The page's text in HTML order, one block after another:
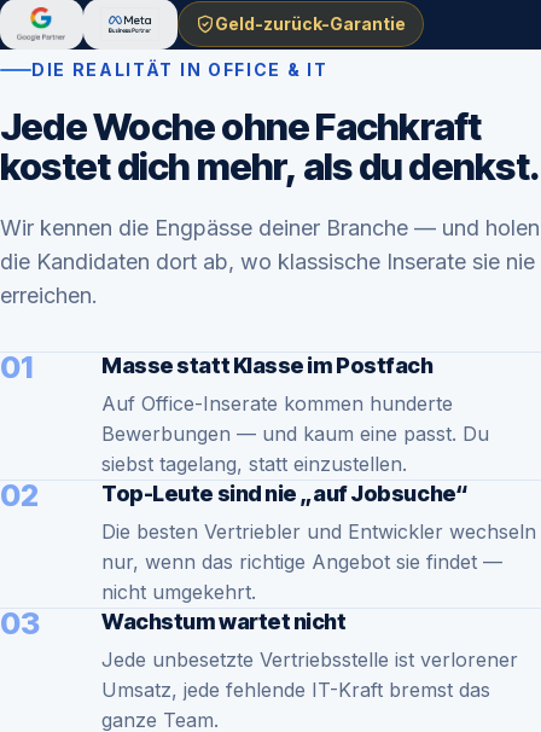
Geld-zurück-Garantie
DIE REALITÄT IN OFFICE & IT
Jede Woche ohne Fachkraft
kostet dich mehr, als du denkst.
Wir kennen die Engpässe deiner Branche — und holen
die Kandidaten dort ab, wo klassische Inserate sie nie
erreichen.
01 Masse statt Klasse im Postfach
Auf Office-Inserate kommen hunderte
Bewerbungen — und kaum eine passt. Du
siebst tagelang, statt einzustellen.
02 Top-Leute sind nie „auf Jobsuche“
Die besten Vertriebler und Entwickler wechseln
nur, wenn das richtige Angebot sie findet —
nicht umgekehrt.
03 Wachstum wartet nicht
Jede unbesetzte Vertriebsstelle ist verlorener
Umsatz, jede fehlende IT-Kraft bremst das
ganze Team.